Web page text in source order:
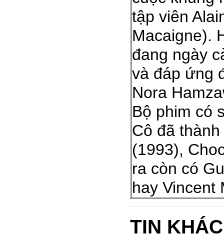
tập viên
Macaigne).
đang ngày
và đáp ứng
Nora
Bộ phim có
Cô đã
(1993),
ra còn có
hay Vincent
TIN KHÁC